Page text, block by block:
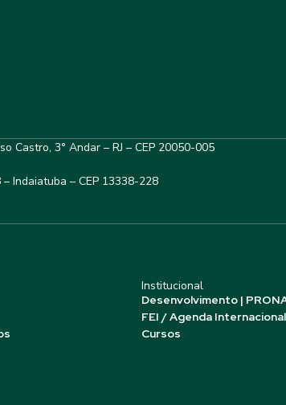
Castro, 3° Andar – RJ – CEP 20050-005
Indaiatuba – CEP 13338-228
Institucional
Desenvolvimento |
FEI / Agenda Internacional
Cursos